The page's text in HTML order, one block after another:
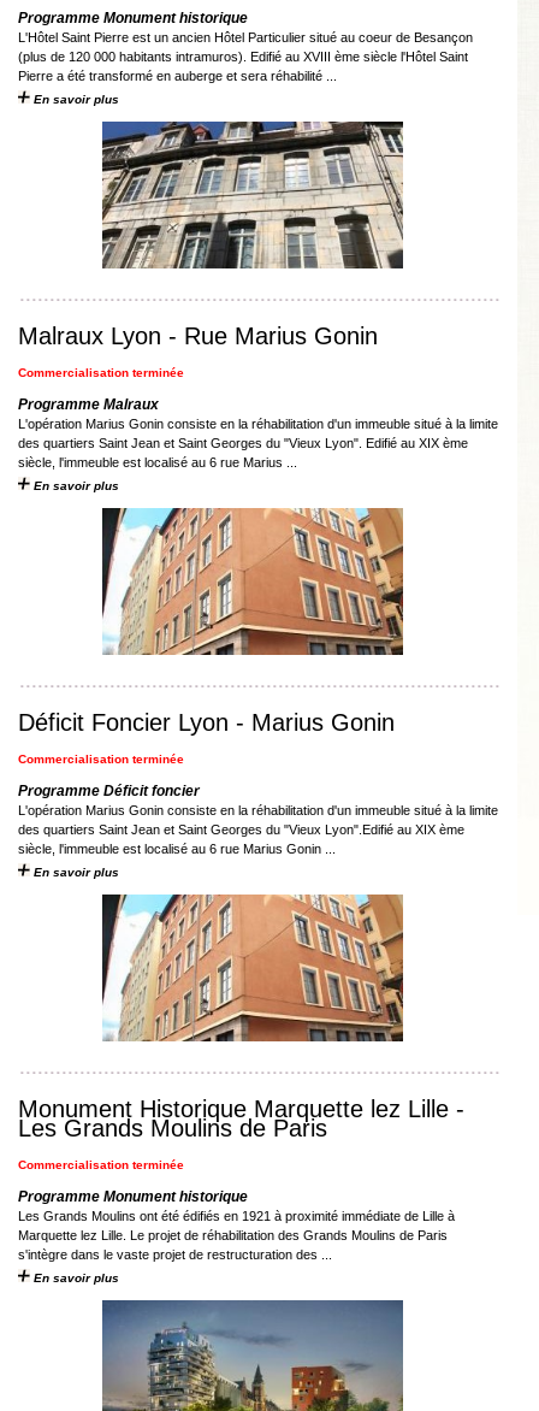
Programme Monument historique
L'Hôtel Saint Pierre est un ancien Hôtel Particulier situé au coeur de Besançon
(plus de 120 000 habitants intramuros). Edifié au XVIII ème siècle l'Hôtel Saint
Pierre a été transformé en auberge et sera réhabilité ...
En savoir plus
Malraux Lyon - Rue Marius Gonin
Commercialisation terminée
Programme Malraux
L'opération Marius Gonin consiste en la réhabilitation d'un immeuble situé à la limite
des quartiers Saint Jean et Saint Georges du "Vieux Lyon". Edifié au XIX ème
siècle, l'immeuble est localisé au 6 rue Marius ...
En savoir plus
Déficit Foncier Lyon - Marius Gonin
Commercialisation terminée
Programme Déficit foncier
L'opération Marius Gonin consiste en la réhabilitation d'un immeuble situé à la limite
des quartiers Saint Jean et Saint Georges du "Vieux Lyon".Edifié au XIX ème
siècle, l'immeuble est localisé au 6 rue Marius Gonin ...
En savoir plus
Monument Historique Marquette lez Lille -
Les Grands Moulins de Paris
Commercialisation terminée
Programme Monument historique
Les Grands Moulins ont été édifiés en 1921 à proximité immédiate de Lille à
Marquette lez Lille. Le projet de réhabilitation des Grands Moulins de Paris
s'intègre dans le vaste projet de restructuration des ...
En savoir plus